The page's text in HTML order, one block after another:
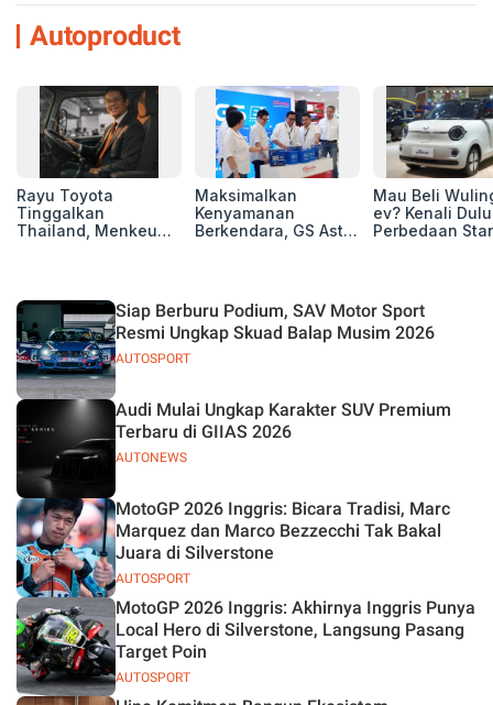
Autoproduct
Rayu Toyota
Tinggalkan
Thailand, Menkeu
Basis Produksi
ASEAN
Maksimalkan
Kenyamanan
Berkendara, GS Astra
2026
Mau Beli
ev? Kenali Dulu
Perbedaan
AUTOSPORT
Siap Berburu Podium, SAV Motor Sport
Resmi Ungkap Skuad Balap Musim 2026
AUTONEWS
Audi Mulai Ungkap Karakter SUV Premium
Terbaru di GIIAS 2026
AUTOSPORT
MotoGP 2026 Inggris: Bicara Tradisi, Marc
Marquez dan Marco Bezzecchi Tak Bakal
Juara di Silverstone
AUTOSPORT
MotoGP 2026 Inggris: Akhirnya Inggris Punya
Local Hero di Silverstone, Langsung Pasang
Target Poin